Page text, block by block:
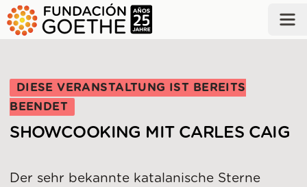
ZUM HAUPTINHALT SPRINGEN
DIESE VERANSTALTUNG IST BEREITS
BEENDET
SHOWCOOKING MIT CARLES CAIG
Der sehr bekannte katalanische Sterne